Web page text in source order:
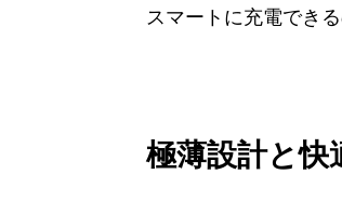
スマートに充電でき
極薄設計と快